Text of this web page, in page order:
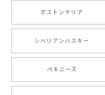
2024/05/22
ボストンテリア
シベリアンハスキー
ペキニーズ